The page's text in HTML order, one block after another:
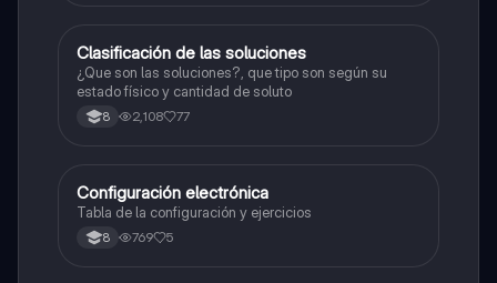
Química
Clasificación de las soluciones
¿Que son las soluciones?, que tipo son según su
estado físico y cantidad de soluto
8 2,108 77
Química
Configuración electrónica
Tabla de la configuración y ejercicios
8 769 5